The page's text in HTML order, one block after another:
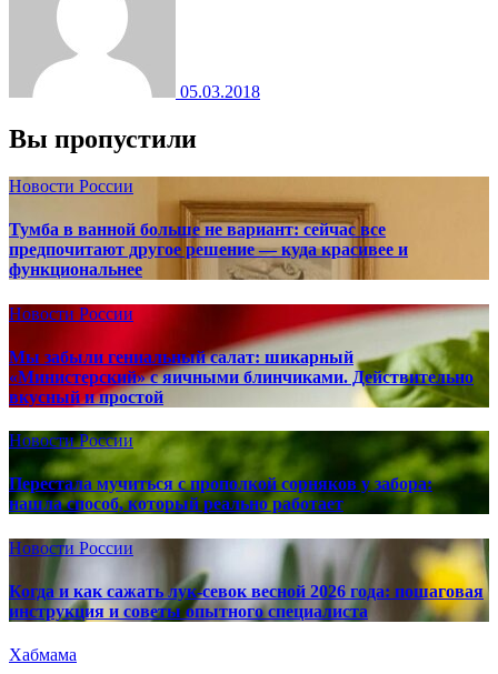
05.03.2018
Вы пропустили
Новости России
Тумба в ванной больше не вариант: сейчас все
предпочитают другое решение — куда красивее и
функциональнее
Новости России
Мы забыли гениальный салат: шикарный
«Министерский» с яичными блинчиками. Действительно
вкусный и простой
Новости России
Перестала мучиться с прополкой сорняков у забора:
нашла способ, который реально работает
Новости России
Когда и как сажать лук-севок весной 2026 года: пошаговая
инструкция и советы опытного специалиста
Хабмама